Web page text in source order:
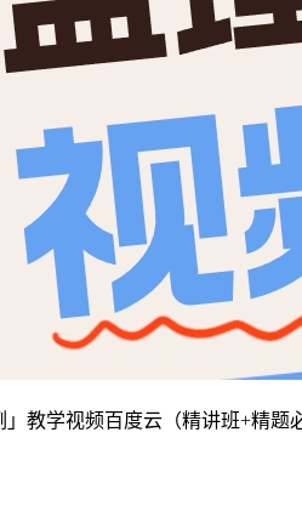
教学视频百度云（精讲班+精题